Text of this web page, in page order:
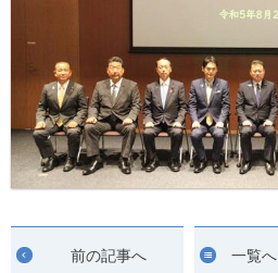
前の記事へ 一覧へ